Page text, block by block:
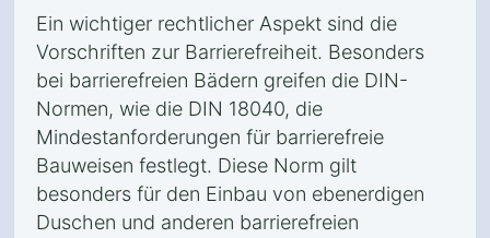
Ein wichtiger rechtlicher Aspekt sind die
Vorschriften zur Barrierefreiheit. Besonders
bei barrierefreien Bädern greifen die DIN-
Normen, wie die DIN 18040, die
Mindestanforderungen für barrierefreie
Bauweisen festlegt. Diese Norm gilt
besonders für den Einbau von ebenerdigen
Duschen und anderen barrierefreien